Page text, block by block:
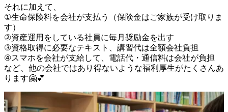
それに加えて、
①生命保険料を会社が支払う（保険金はご家族が受け取りま
す）
②資産運用をしている社員に毎月奨励金を出す
③資格取得に必要なテキスト、講習代は全額会社負担
④スマホを会社が支給して、電話代・通信料は会社が負担
など、他の会社ではあり得ないような福利厚生がたくさんあ